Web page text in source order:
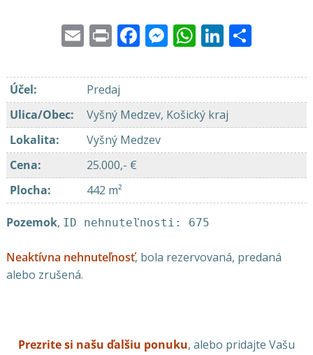
EmailPrintFacebook
Messenger
WhatsApp
LinkedIn
Účel:
Predaj
Ulica/Obec:
Vyšný Medzev, Košický kraj
Lokalita:
Vyšný Medzev
Cena:
25.000,- €
Plocha: 442 m²
Pozemok, ID nehnuteľnosti: 675
Neaktívna nehnuteľnosť, bola rezervovaná, predaná
alebo zrušená.
Prezrite si našu ďalšiu ponuku, alebo pridajte Vašu